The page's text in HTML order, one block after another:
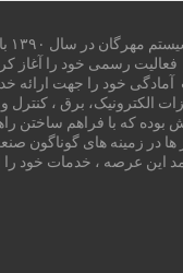
و فعالیت رسمی خود را آغاز
آمادگی خود را جهت ارائه
الکترونیک، برق ، کنترل
بوده که با فراهم ساختن
در زمینه های گوناگون
این عرصه ، خدمات خود را